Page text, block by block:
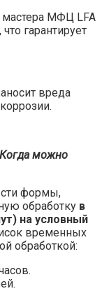
МФЦ LFA
гарантирует
вреда
можно
формы,
обработку в
на условный
временных
обработкой: